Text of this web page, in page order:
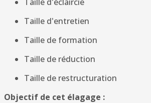
Taille d'entretien
Taille de formation
Taille de réduction
Taille de restructuration
Objectif de cet élagage :